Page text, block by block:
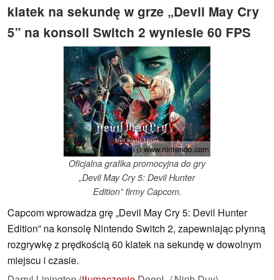
klatek na sekundę w grze „Devil May Cry
5” na konsoli Switch 2 wyniesie 60 FPS
ⓘ www.nintendo.com
Oficjalna grafika promocyjna do gry
„Devil May Cry 5: Devil Hunter
Edition” firmy Capcom.
Capcom wprowadza grę „Devil May Cry 5: Devil Hunter
Edition” na konsolę Nintendo Switch 2, zapewniając płynną
rozgrywkę z prędkością 60 klatek na sekundę w dowolnym
miejscu i czasie.